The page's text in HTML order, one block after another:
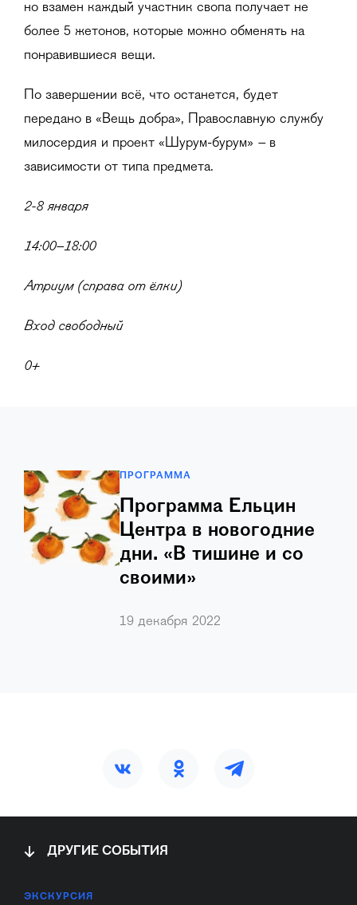
но взамен каждый участник свопа получает не
более 5 жетонов, которые можно обменять на
понравившиеся вещи.
По завершении всё, что останется, будет
передано в «Вещь добра», Православную службу
милосердия и проект «Шурум-бурум» –в
зависимости от типа предмета.
2-8 января
14:00–18:00
Атриум (справа от ёлки)
Вход свободный
0+
ПРОГРАММА
Программа Ельцин
Центра в новогодние
дни. «В тишине и со
своими»
В тишине и со своими. Именно так м
19 декабря 2022
ДРУГИЕ СОБЫТИЯ
ЭКСКУРСИЯ